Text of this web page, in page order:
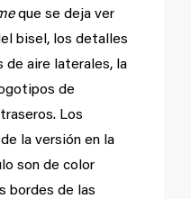
que se deja ver
bisel, los detalles
de aire laterales, la
de
Los
la versión en la
son de color
bordes de las